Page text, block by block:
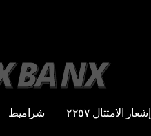
إشعار الامتثال ٢٢٥٧ شراميط